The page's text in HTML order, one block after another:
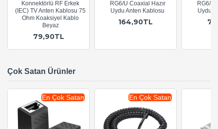
Konnektörlü RF Erkek
(IEC) TV Anten Kablosu 75
Ohm Koaksiyel Kablo
Beyaz
79,90TL
RG6/U Coaxial Hazır
Uydu Anten Kablosu
164,90TL
RG6/U
Uydu
Çok Satan Ürünler
En Çok Satan En Çok Satan